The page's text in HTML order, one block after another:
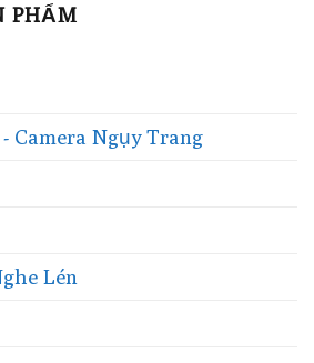
PHẨM
Camera Ngụy Trang
Lén